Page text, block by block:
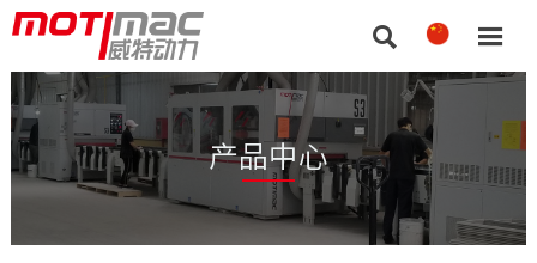
 
产品中心